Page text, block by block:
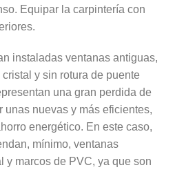
Equipar la carpintería con
instaladas ventanas antiguas,
y sin rotura de puente
una gran perdida de
unas nuevas y más eficientes,
energético. En este caso,
mínimo, ventanas
y marcos de PVC, ya que son